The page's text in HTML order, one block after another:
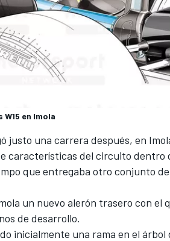
en Imola
justo una carrera después, en
características del circuito dentro
que entregaba otro conjunto
un nuevo alerón trasero con el
de desarrollo.
inicialmente una rama en el